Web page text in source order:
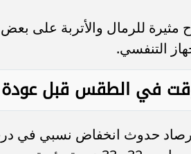
مثيرة للرمال والأتربة على
التنفسي.
في الطقس قبل عودة
حدوث انخفاض نسبي في